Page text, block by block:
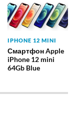
IPHONE 12 MINI
Смартфон Apple
iPhone 12 mini
64Gb Blue